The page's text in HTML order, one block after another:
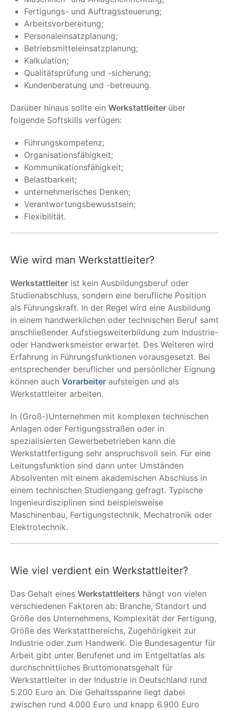
Fertigungs- und Auftragssteuerung;
Arbeitsvorbereitung;
Personaleinsatzplanung;
Betriebsmitteleinsatzplanung;
Kalkulation;
Qualitätsprüfung und -sicherung;
Kundenberatung und -betreuung.
Darüber hinaus sollte ein Werkstattleiter über
folgende Softskills verfügen:
Führungskompetenz;
Organisationsfähigkeit;
Kommunikationsfähigkeit;
Belastbarkeit;
unternehmerisches Denken;
Verantwortungsbewusstsein;
Flexibilität.
Wie wird man Werkstattleiter?
Werkstattleiter ist kein Ausbildungsberuf oder
Studienabschluss, sondern eine berufliche Position
als Führungskraft. In der Regel wird eine Ausbildung
in einem handwerklichen oder technischen Beruf samt
anschließender Aufstiegsweiterbildung zum Industrie-
oder Handwerksmeister erwartet. Des Weiteren wird
Erfahrung in Führungsfunktionen vorausgesetzt. Bei
entsprechender beruflicher und persönlicher Eignung
können auch Vorarbeiter aufsteigen und als
Werkstattleiter arbeiten.
In (Groß-)Unternehmen mit komplexen technischen
Anlagen oder Fertigungsstraßen oder in
spezialisierten Gewerbebetrieben kann die
Werkstattfertigung sehr anspruchsvoll sein. Für eine
Leitungsfunktion sind dann unter Umständen
Absolventen mit einem akademischen Abschluss in
einem technischen Studiengang gefragt. Typische
Ingenieurdisziplinen sind beispielsweise
Maschinenbau, Fertigungstechnik, Mechatronik oder
Elektrotechnik.
Wie viel verdient ein Werkstattleiter?
Das Gehalt eines Werkstattleiters hängt von vielen
verschiedenen Faktoren ab: Branche, Standort und
Größe des Unternehmens, Komplexität der Fertigung,
Größe des Werkstattbereichs, Zugehörigkeit zur
Industrie oder zum Handwerk. Die Bundesagentur für
Arbeit gibt unter Berufenet und im Entgeltatlas als
durchschnittliches Bruttomonatsgehalt für
Werkstattleiter in der Industrie in Deutschland rund
5.200 Euro an. Die Gehaltsspanne liegt dabei
zwischen rund 4.000 Euro und knapp 6.900 Euro